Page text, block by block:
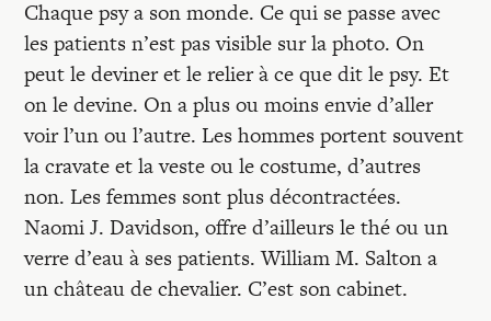
Chaque psy a son monde. Ce qui se passe avec
les patients n’est pas visible sur la photo. On
peut le deviner et le relier à ce que dit le psy. Et
on le devine. On a plus ou moins envie d’aller
voir l’un ou l’autre. Les hommes portent souvent
la cravate et la veste ou le costume, d’autres
non. Les femmes sont plus décontractées.
Naomi J. Davidson, offre d’ailleurs le thé ou un
verre d’eau à ses patients. William M. Salton a
un château de chevalier. C’est son cabinet.